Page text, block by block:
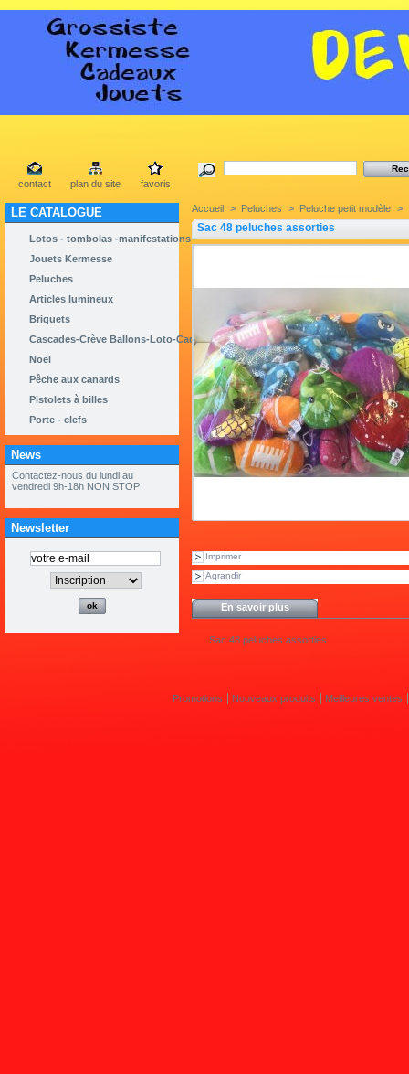
contact plan du site favoris
LE CATALOGUE
Lotos - tombolas -manifestations
Jouets Kermesse
Peluches
Articles lumineux
Briquets
Cascades-Crève Ballons-Loto-Cadeaux
Noël
Pêche aux canards
Pistolets à billes
Porte - clefs
News
« ouvert tous les samedis de mai et
juin 9h à 12h »
Newsletter
Accueil > Peluches > Peluche petit modèle >
Sac 48 peluches assorties
Imprimer
Agrandir
En savoir plus
Sac 48 peluches assorties
Promotions Nouveaux produits Meilleures ventes